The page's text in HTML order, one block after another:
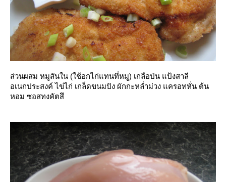
ส่วนผสม หมูสันใน (ใช้อกไก่แทนที่หมู) เกลือป่น แป้งสาลี
อเนกประสงค์ ไข่ไก่ เกล็ดขนมปัง ผักกะหล่ำม่วง แครอทหั่น ต้น
หอม ซอสทงคัตสึ